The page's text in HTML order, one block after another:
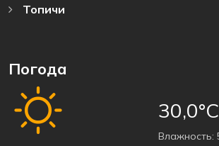
Топичи
Погода
30,0°C
Bлажность: